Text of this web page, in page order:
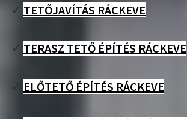
✓ TETŐJAVÍTÁS RÁCKEVE
✓ TERASZ TETŐ ÉPÍTÉS RÁCKEVE
✓ ELŐTETŐ ÉPÍTÉS RÁCKEVE